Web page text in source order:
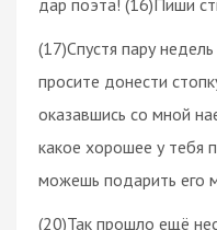
(17)Спустя пару
просите донести
оказавшись со мной
какое хорошее у тебя
можешь подарить его
(20)Так прошло ещё